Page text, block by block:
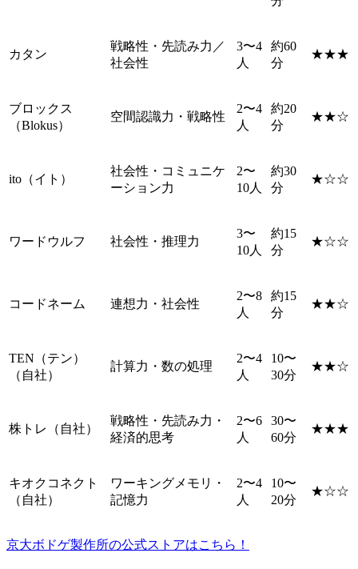
カタン
戦略性・先読み力／
社会性
3〜4
人
約60
分
★★★
ブロックス
（Blokus）
空間認識力・戦略性
2〜4
人
約20
分
★★☆
ito（イト）
社会性・コミュニケ
ーション力
2〜
10人
約30
分
★☆☆
ワードウルフ 社会性・推理力
3〜
10人
約15
分
★☆☆
コードネーム 連想力・社会性
2〜8
人
約15
分
★★☆
TEN（テン）
（自社）
計算力・数の処理
2〜4
人
10〜
30分
★★☆
株トレ（自社）
戦略性・先読み力・
経済的思考
2〜6
人
30〜
60分
★★★
キオクコネクト
（自社）
ワーキングメモリ・
記憶力
2〜4
人
10〜
20分
★☆☆
京大ボドゲ製作所の公式ストアはこちら！